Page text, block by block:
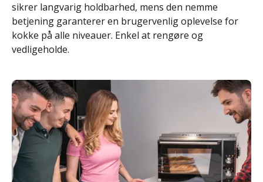
sikrer langvarig holdbarhed, mens den nemme
betjening garanterer en brugervenlig oplevelse for
kokke på alle niveauer. Enkel at rengøre og
vedligeholde.